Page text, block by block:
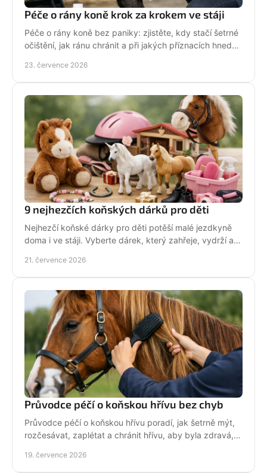
Péče o rány koně krok za krokem ve stáji
Péče o rány koně bez paniky: zjistěte, kdy stačí šetrné
očištění, jak ránu chránit a při jakých příznacích hned
23. července 2026
9 nejhezčích koňských dárků pro děti
Nejhezčí koňské dárky pro děti potěší malé jezdkyně
doma i ve stáji. Vyberte dárek, který zahřeje, vydrží a
21. července 2026
Průvodce péčí o koňskou hřívu bez chyb
Průvodce péčí o koňskou hřívu poradí, jak šetrně mýt,
rozčesávat, zaplétat a chránit hřívu, aby byla zdravá,
19. července 2026